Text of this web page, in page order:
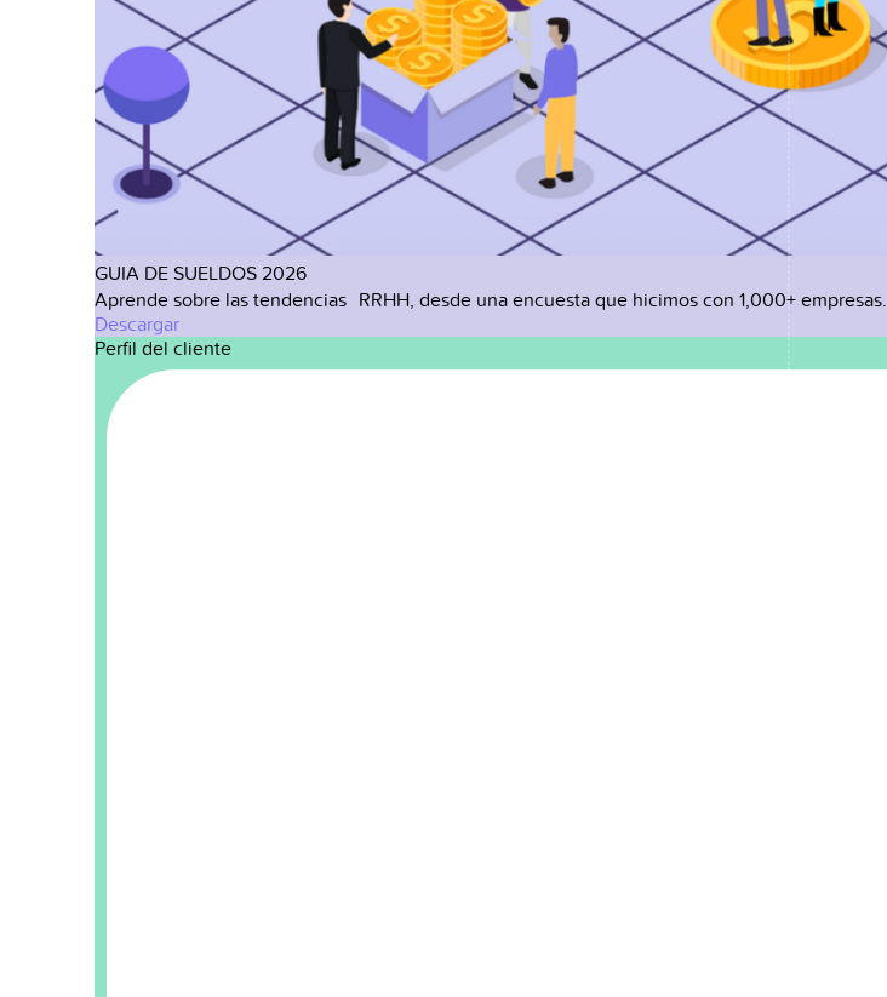
GUIA DE SUELDOS 2026
Aprende sobre las tendencias RRHH, desde una encuesta que hicimos con 1,000+ empresas.
Descargar
Perfil del cliente